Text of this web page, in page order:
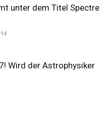
unter dem Titel Spectre
Wird der Astrophysiker